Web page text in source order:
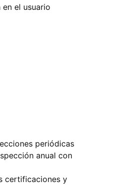
el usuario
periódicas
anual con
certificaciones y